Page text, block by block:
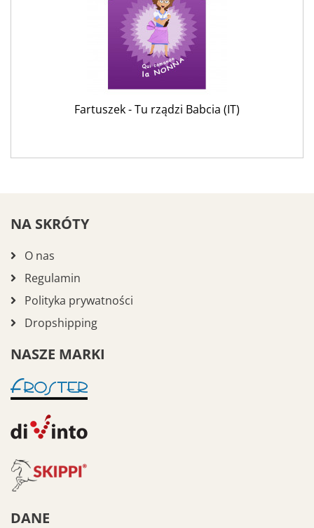
Fartuszek - Tu rządzi Babcia (IT)
NA SKRÓTY
O nas
Regulamin
Polityka prywatności
Dropshipping
NASZE MARKI
DANE